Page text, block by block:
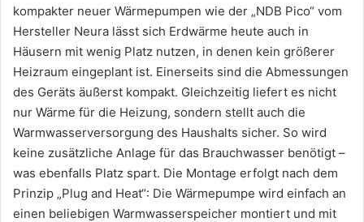
kompakter neuer Wärmepumpen wie der „NDB Pico“ vom
Hersteller Neura lässt sich Erdwärme heute auch in
Häusern mit wenig Platz nutzen, in denen kein größerer
Heizraum eingeplant ist. Einerseits sind die Abmessungen
des Geräts äußerst kompakt. Gleichzeitig liefert es nicht
nur Wärme für die Heizung, sondern stellt auch die
Warmwasserversorgung des Haushalts sicher. So wird
keine zusätzliche Anlage für das Brauchwasser benötigt –
was ebenfalls Platz spart. Die Montage erfolgt nach dem
Prinzip „Plug and Heat“: Die Wärmepumpe wird einfach an
einen beliebigen Warmwasserspeicher montiert und mit